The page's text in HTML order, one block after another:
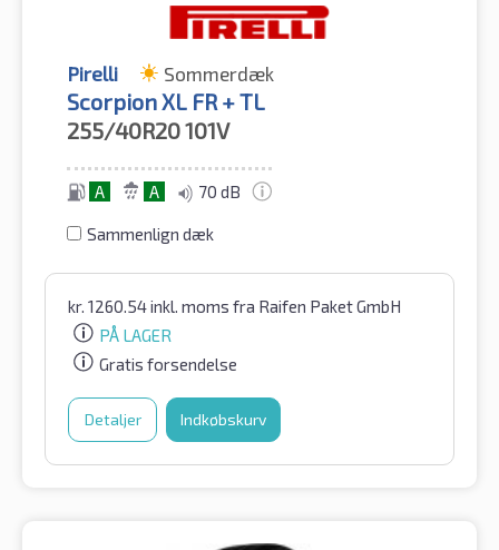
Pirelli Sommerdæk
Scorpion XL FR + TL
255/40R20101V
A A 70 dB
Sammenlign dæk
kr. 1260.54inkl. moms fra Raifen Paket GmbH
PÅ LAGER
Gratis forsendelse
Detaljer Indkøbskurv